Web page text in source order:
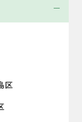
区